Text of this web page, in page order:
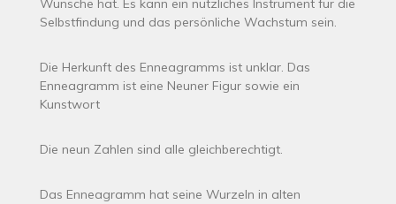
Wünsche hat. Es kann ein nützliches Instrument für die
Selbstfindung und das persönliche Wachstum sein.
Die Herkunft des Enneagramms ist unklar. Das
Enneagramm ist eine Neuner Figur sowie ein
Kunstwort
Die neun Zahlen sind alle gleichberechtigt.
Das Enneagramm hat seine Wurzeln in alten